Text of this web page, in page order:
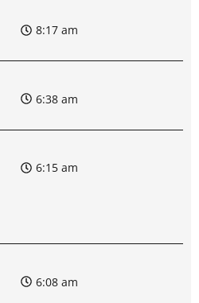
8:17 am
6:38 am
6:15 am
6:08 am